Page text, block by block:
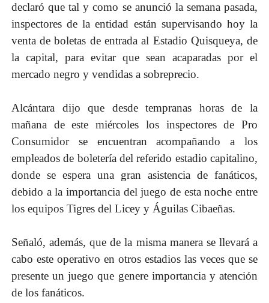
declaró que tal y como se anunció la semana pasada,
inspectores de la entidad están supervisando hoy la
venta de boletas de entrada al Estadio Quisqueya, de
la capital, para evitar que sean acaparadas por el
mercado negro y vendidas a sobreprecio.
Alcántara dijo que desde tempranas horas de la
mañana de este miércoles los inspectores de Pro
Consumidor se encuentran acompañando a los
empleados de boletería del referido estadio capitalino,
donde se espera una gran asistencia de fanáticos,
debido a la importancia del juego de esta noche entre
los equipos Tigres del Licey y Águilas Cibaeñas.
Señaló, además, que de la misma manera se llevará a
cabo este operativo en otros estadios las veces que se
presente un juego que genere importancia y atención
de los fanáticos.